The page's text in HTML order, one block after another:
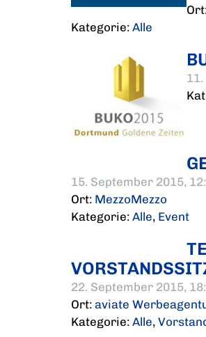
Kategorie: Alle
15. September 2015,
Ort: MezzoMezzo
Kategorie: Alle, Event
22. September 2015,
Ort: aviate
Kategorie: Alle,